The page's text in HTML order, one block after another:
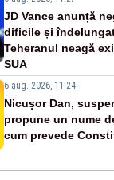
JD Vance anunță
dificile și
Teheranul neagă
SUA
6 aug. 2026, 11:24
Nicușor Dan,
propune un nume
cum prevede